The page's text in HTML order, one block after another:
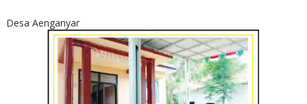
Desa Aenganyar